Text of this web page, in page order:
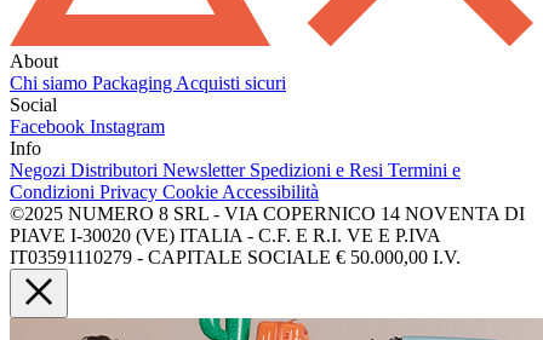
About
Chi siamo Packaging Acquisti sicuri
Social
Facebook Instagram
Info
Negozi Distributori Newsletter Spedizioni e Resi Termini e
Condizioni Privacy Cookie Accessibilità
©2025 NUMERO 8 SRL - VIA COPERNICO 14 NOVENTA DI
PIAVE I-30020 (VE) ITALIA - C.F. E R.I. VE E P.IVA
IT03591110279 - CAPITALE SOCIALE € 50.000,00 I.V.